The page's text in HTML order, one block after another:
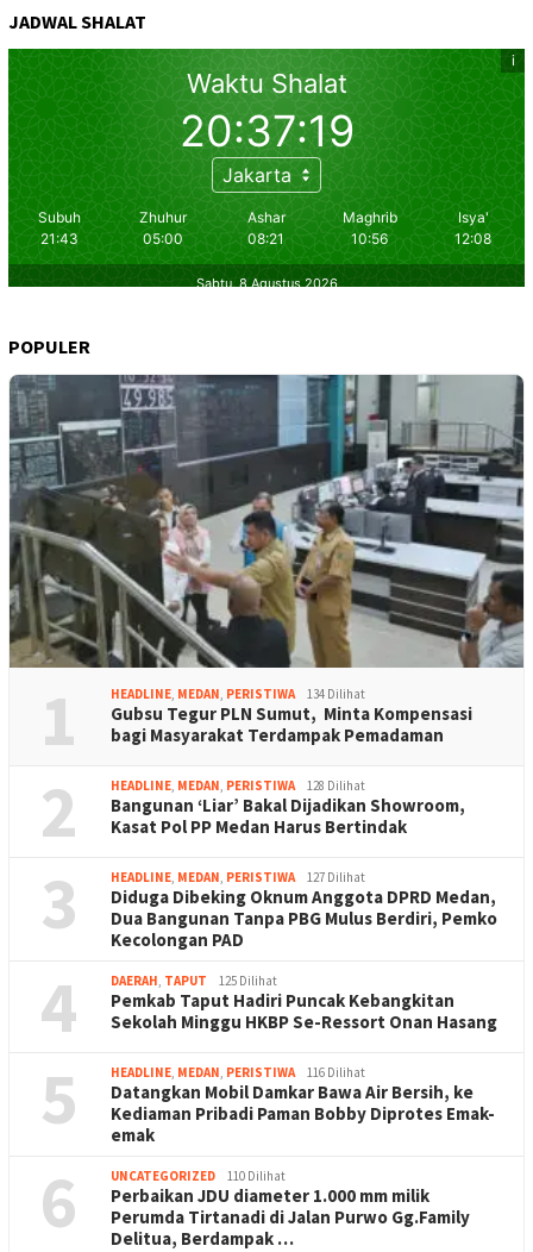
JADWAL SHALAT
POPULER
1 HEADLINE, MEDAN, PERISTIWA 134 Dilihat
Gubsu Tegur PLN Sumut, Minta Kompensasi
bagi Masyarakat Terdampak Pemadaman
2 HEADLINE, MEDAN, PERISTIWA 128 Dilihat
Bangunan ‘Liar’ Bakal Dijadikan Showroom,
Kasat Pol PP Medan Harus Bertindak
3 HEADLINE, MEDAN, PERISTIWA 127 Dilihat
Diduga Dibeking Oknum Anggota DPRD Medan,
Dua Bangunan Tanpa PBG Mulus Berdiri, Pemko
Kecolongan PAD
4 DAERAH, TAPUT 125 Dilihat
Pemkab Taput Hadiri Puncak Kebangkitan
Sekolah Minggu HKBP Se-Ressort Onan Hasang
5 HEADLINE, MEDAN, PERISTIWA 116 Dilihat
Datangkan Mobil Damkar Bawa Air Bersih, ke
Kediaman Pribadi Paman Bobby Diprotes Emak-
emak
6 UNCATEGORIZED 110 Dilihat
Perbaikan JDU diameter 1.000 mm milik
Perumda Tirtanadi di Jalan Purwo Gg.Family
Delitua, Berdampak …